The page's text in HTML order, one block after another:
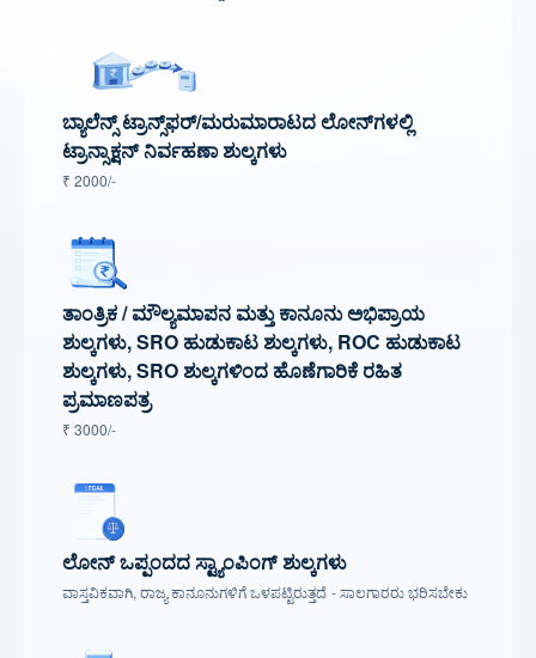
ಬ್ಯಾಲೆನ್ಸ್ ಟ್ರಾನ್ಸ್‌ಫರ್/ಮರುಮಾರಾಟದ ಲೋನ್‌ಗಳಲ್ಲಿ
ಟ್ರಾನ್ಸಾಕ್ಷನ್ ನಿರ್ವಹಣಾ ಶುಲ್ಕಗಳು
₹ 2000/-
ತಾಂತ್ರಿಕ / ಮೌಲ್ಯಮಾಪನ ಮತ್ತು ಕಾನೂನು ಅಭಿಪ್ರಾಯ
ಶುಲ್ಕಗಳು, SRO ಹುಡುಕಾಟ ಶುಲ್ಕಗಳು, ROC ಹುಡುಕಾಟ
ಶುಲ್ಕಗಳು, SRO ಶುಲ್ಕಗಳಿಂದ ಹೊಣೆಗಾರಿಕೆ ರಹಿತ
ಪ್ರಮಾಣಪತ್ರ
₹ 3000/-
ಲೋನ್ ಒಪ್ಪಂದದ ಸ್ಟ್ಯಾಂಪಿಂಗ್ ಶುಲ್ಕಗಳು
ವಾಸ್ತವಿಕವಾಗಿ, ರಾಜ್ಯ ಕಾನೂನುಗಳಿಗೆ ಒಳಪಟ್ಟಿರುತ್ತದೆ - ಸಾಲಗಾರರು ಭರಿಸಬೇಕು